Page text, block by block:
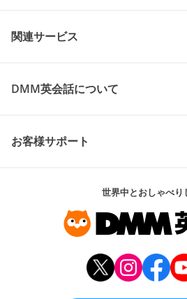
関連サービス
DMM英会話について
お客様サポート
世界中とおしゃべり